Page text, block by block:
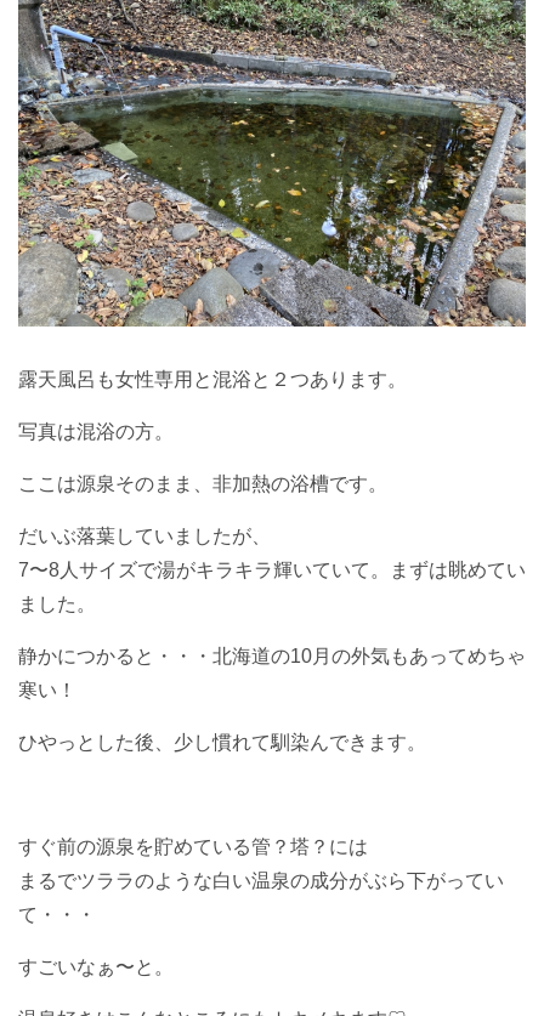
露天風呂も女性専用と混浴と２つあります。
写真は混浴の方。
ここは源泉そのまま、非加熱の浴槽です。
だいぶ落葉していましたが、
7〜8人サイズで湯がキラキラ輝いていて。まずは眺めてい
ました。
静かにつかると・・・北海道の10月の外気もあってめちゃ
寒い！
ひやっとした後、少し慣れて馴染んできます。
すぐ前の源泉を貯めている管？塔？には
まるでツララのような白い温泉の成分がぶら下がってい
て・・・
すごいなぁ〜と。